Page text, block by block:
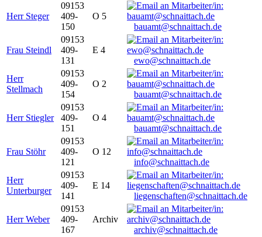
Herr Steger
09153
409-
150
O 5
bauamt@schnaittach.de
Frau Steindl
09153
409-
131
E 4
ewo@schnaittach.de
Herr
Stellmach
09153
409-
154
O 2
bauamt@schnaittach.de
Herr Stiegler
09153
409-
151
O 4
bauamt@schnaittach.de
Frau Stöhr
09153
409-
121
O 12
info@schnaittach.de
Herr
Unterburger
09153
409-
141
E 14
liegenschaften@schnaittach.de
Herr Weber
09153
409-
167
Archiv
archiv@schnaittach.de